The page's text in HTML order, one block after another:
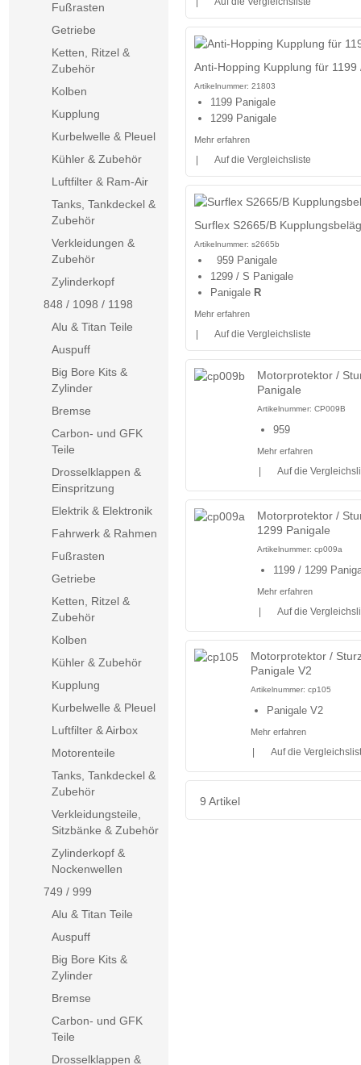
Anti-Hopping Kupplung für
Artikelnummer: 21803
1199 Panigale
1299 Panigale
Mehr erfahren
Auf die Vergleichsliste
Surflex S2665/B
Artikelnummer: s2665b
959 Panigale
1299 / S Panigale
Panigale R
Mehr erfahren
Auf die Vergleichsliste
Motorprotektor /
Panigale
Artikelnummer: CP009B
959
Mehr erfahren
Auf die
Motorprotektor /
1299 Panigale
Artikelnummer: cp009a
1199 / 1299
Mehr erfahren
Auf die
Motorprotektor /
Panigale V2
Artikelnummer: cp105
Panigale V2
Mehr erfahren
Auf die
9 Artikel
Fußrasten
Getriebe
Ketten, Ritzel &
Zubehör
Kolben
Kupplung
Kurbelwelle & Pleuel
Kühler & Zubehör
Luftfilter & Ram-Air
Tanks, Tankdeckel &
Zubehör
Verkleidungen &
Zubehör
Zylinderkopf
848 / 1098 / 1198
Alu & Titan Teile
Auspuff
Big Bore Kits &
Zylinder
Bremse
Carbon- und GFK
Teile
Drosselklappen &
Einspritzung
Elektrik & Elektronik
Fahrwerk & Rahmen
Fußrasten
Getriebe
Ketten, Ritzel &
Zubehör
Kolben
Kühler & Zubehör
Kupplung
Kurbelwelle & Pleuel
Luftfilter & Airbox
Motorenteile
Tanks, Tankdeckel &
Zubehör
Verkleidungsteile,
Sitzbänke & Zubehör
Zylinderkopf &
Nockenwellen
749 / 999
Alu & Titan Teile
Auspuff
Big Bore Kits &
Zylinder
Bremse
Carbon- und GFK
Teile
Drosselklappen &